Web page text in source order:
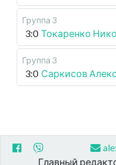
Группа 3
3:0 Токаренко
Группа 3
3:0 Саркисов
Главный